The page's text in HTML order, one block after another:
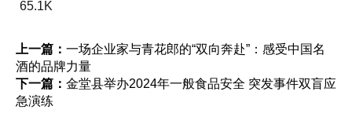
65.1K
上一篇： 一场企业家与青花郎的“双向奔赴”：感受中国名
酒的品牌力量
下一篇： 金堂县举办2024年一般食品安全 突发事件双盲应
急演练